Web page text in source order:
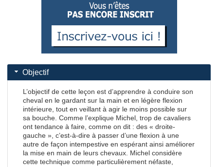
Objectif
L’objectif de cette leçon est d’apprendre à conduire son
cheval en le gardant sur la main et en légère flexion
intérieure, tout en veillant à agir le moins possible sur
sa bouche. Comme l’explique Michel, trop de cavaliers
ont tendance à faire, comme on dit : des « droite-
gauche », c’est-à-dire à passer d’une flexion à une
autre de façon intempestive en espérant ainsi améliorer
la mise en main de leurs chevaux. Michel considère
cette technique comme particulièrement néfaste,